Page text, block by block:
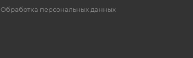
Обработка персональных данных